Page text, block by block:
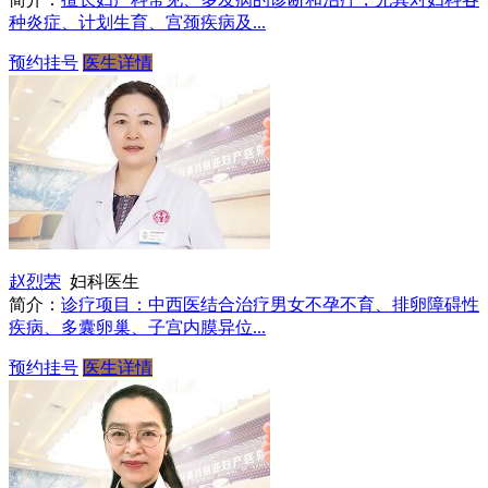
种炎症、计划生育、宫颈疾病及...
预约挂号 医生详情
赵烈荣 妇科医生
简介： 诊疗项目：中西医结合治疗男女不孕不育、排卵障碍性
疾病、多囊卵巢、子宫内膜异位...
预约挂号 医生详情